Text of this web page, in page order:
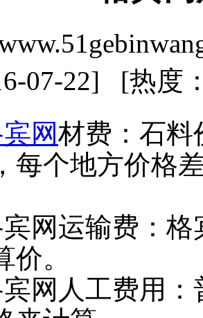
07-22] [热度
网材费：石料
每个地方价格
运输费：格
。
人工费用：